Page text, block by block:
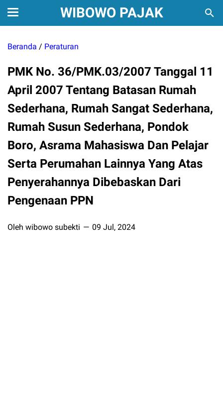
WIBOWO PAJAK
Beranda / Peraturan
PMK No. 36/PMK.03/2007 Tanggal 11
April 2007 Tentang Batasan Rumah
Sederhana, Rumah Sangat Sederhana,
Rumah Susun Sederhana, Pondok
Boro, Asrama Mahasiswa Dan Pelajar
Serta Perumahan Lainnya Yang Atas
Penyerahannya Dibebaskan Dari
Pengenaan PPN
Oleh wibowo subekti 09 Jul, 2024